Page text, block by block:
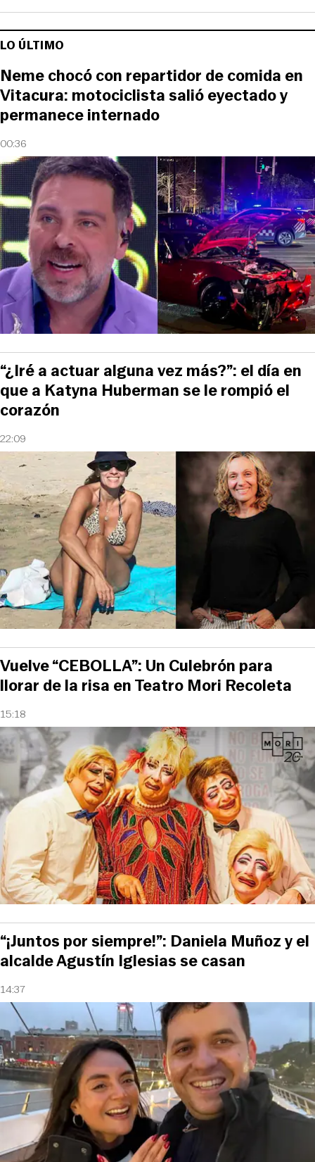
LO ÚLTIMO
00:36
Neme chocó con repartidor de comida en
Vitacura: motociclista salió eyectado y
permanece internado
22:09
“¿Iré a actuar alguna vez más?”: el día en
que a Katyna Huberman se le rompió el
corazón
15:18
Vuelve “CEBOLLA”: Un Culebrón para
llorar de la risa en Teatro Mori Recoleta
14:37
“¡Juntos por siempre!”: Daniela Muñoz y el
alcalde Agustín Iglesias se casan